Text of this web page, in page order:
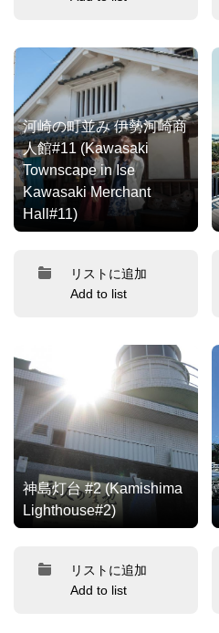
河崎の町並み 伊勢河崎商
人館#11 (Kawasaki
Townscape in Ise
Kawasaki Merchant
Hall#11)
リストに追加
Add to list
神島灯台 #2 (Kamishima
Lighthouse#2)
リストに追加
Add to list